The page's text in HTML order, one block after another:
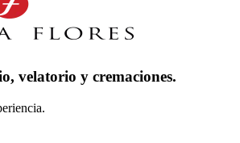
velatorio y cremaciones.